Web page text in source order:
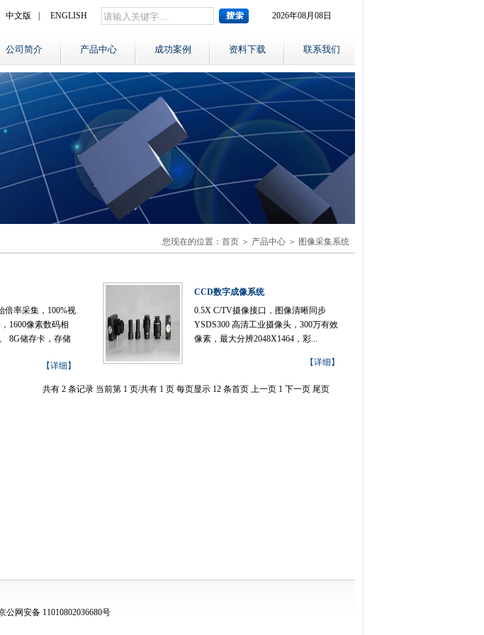
中文版 ENGLISH 2026年08月08日
公司简介 产品中心 成功案例 资料下载 联系我们
您现在的位置： 首页 ＞ 产品中心 ＞ 图像采集系统
倍率采集，100%视
1600像素数码相
8G储存卡，存储
【详细】
CCD数字成像系统
0.5X C/TV摄像接口，图像清晰同步
YSDS300 高清工业摄像头，300万有效
像素，最大分辨2048X1464，彩...
【详细】
共有 2 条记录 当前第 1 页/共有 1 页 每页显示 12 条首页 上一页 1 下一页 尾页
公网安备 11010802036680号